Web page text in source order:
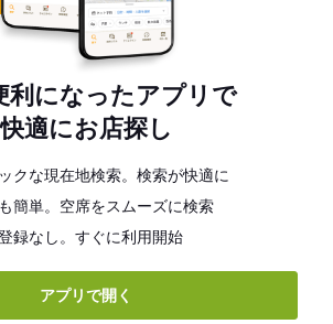
利になったアプリで
快適にお店探し
クな現在地検索。検索が快適に
簡単。空席をスムーズに検索
録なし。すぐに利用開始
アプリで開く